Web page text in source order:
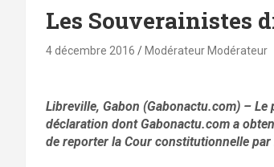
Les Souverainistes
4 décembre 2016 Modérateur Modérateur
Libreville, Gabon (Gabonactu.com) –
déclaration dont Gabonactu.com a
de reporter la Cour constitutionnelle par